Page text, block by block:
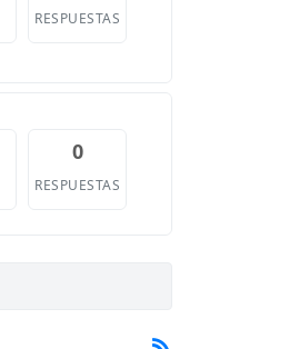
RESPUESTAS
0
RESPUESTAS